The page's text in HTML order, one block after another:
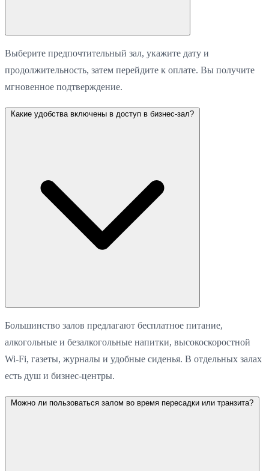
Выберите предпочтительный зал, укажите дату и
продолжительность, затем перейдите к оплате. Вы получите
мгновенное подтверждение.
Какие удобства включены в доступ в бизнес-зал?
Большинство залов предлагают бесплатное питание,
алкогольные и безалкогольные напитки, высокоскоростной
Wi-Fi, газеты, журналы и удобные сиденья. В отдельных залах
есть душ и бизнес-центры.
Можно ли пользоваться залом во время пересадки или транзита?